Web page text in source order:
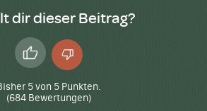
dir dieser Beitrag?
Daumen
hoch
Daumen
runter
5von 5 Punkten.
(684 Bewertungen)